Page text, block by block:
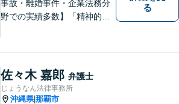
事故・離婚事件・企業法務分
野での実績多数】「精神的な
まいります。見積もりは無料
ですので、お気軽にご相談く
ださい。個々に応じた解決策
をご提案します。
る
佐々木 嘉郎 弁護士
じょうなん法律事務所
沖縄県|那覇市